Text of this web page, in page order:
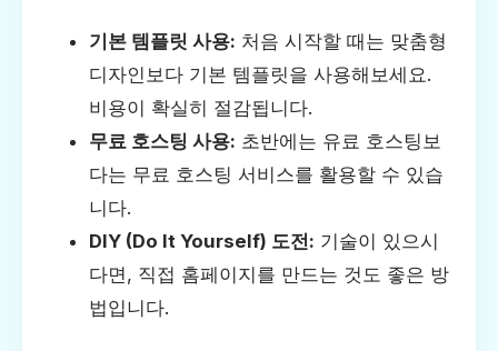
기본 템플릿 사용: 처음 시작할 때는 맞춤형
디자인보다 기본 템플릿을 사용해보세요.
비용이 확실히 절감됩니다.
무료 호스팅 사용: 초반에는 유료 호스팅보
다는 무료 호스팅 서비스를 활용할 수 있습
니다.
DIY (Do It Yourself) 도전: 기술이 있으시
다면, 직접 홈페이지를 만드는 것도 좋은 방
법입니다.